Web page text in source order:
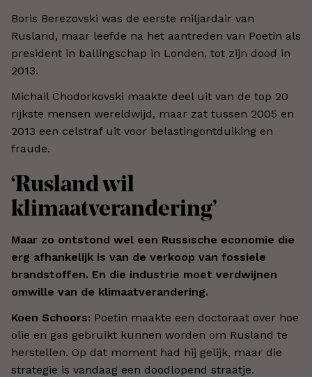
Boris Berezovski was de eerste miljardair van
Rusland, maar leefde na het aantreden van Poetin als
president in ballingschap in Londen, tot zijn dood in
2013.
Michail Chodorkovski maakte deel uit van de top 20
rijkste mensen wereldwijd, maar zat tussen 2005 en
2013 een celstraf uit voor belastingontduiking en
fraude.
‘Rusland wil
klimaatverandering’
Maar zo ontstond wel een Russische economie die
erg afhankelijk is van de verkoop van fossiele
brandstoffen. En die industrie moet verdwijnen
omwille van de klimaatverandering.
Koen Schoors: Poetin maakte een doctoraat over hoe
olie en gas gebruikt kunnen worden om Rusland te
herstellen. Op dat moment had hij gelijk, maar die
strategie is vandaag een doodlopend straatje.